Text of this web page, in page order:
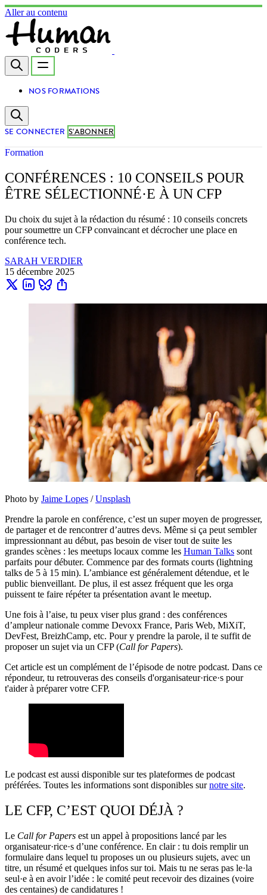
Aller au contenu
NOS FORMATIONS
SE CONNECTER S'ABONNER
Formation
CONFÉRENCES : 10 CONSEILS POUR
ÊTRE SÉLECTIONNÉ·E À UN CFP
Du choix du sujet à la rédaction du résumé : 10 conseils concrets
pour soumettre un CFP convaincant et décrocher une place en
conférence tech.
SARAH VERDIER
15 décembre 2025
Photo by Jaime Lopes / Unsplash
Prendre la parole en conférence, c’est un super moyen de progresser,
de partager et de rencontrer d’autres devs. Même si ça peut sembler
impressionnant au début, pas besoin de viser tout de suite les
grandes scènes : les meetups locaux comme les Human Talks sont
parfaits pour débuter. Commence par des formats courts (lightning
talks de 5 à 15 min). L’ambiance est généralement détendue, et le
public bienveillant. De plus, il est assez fréquent que les orga
puissent te faire répéter ta présentation avant le meetup.
Une fois à l’aise, tu peux viser plus grand : des conférences
d’ampleur nationale comme Devoxx France, Paris Web, MiXiT,
DevFest, BreizhCamp, etc. Pour y prendre la parole, il te suffit de
proposer un sujet via un CFP (Call for Papers).
Cet article est un complément de l’épisode de notre podcast. Dans ce
répondeur, tu retrouveras des conseils d'organisateur·rice·s pour
t'aider à préparer votre CFP.
Le podcast est aussi disponible sur tes plateformes de podcast
préférées. Toutes les informations sont disponibles surnotre site.
LE CFP, C’EST QUOI DÉJÀ ?
Le Call for Papers est un appel à propositions lancé par les
organisateur·rice·s d’une conférence. En clair : tu dois remplir un
formulaire dans lequel tu proposes un ou plusieurs sujets, avec un
titre, un résumé et quelques infos sur toi. Mais tu ne seras pas le·la
seul·e à en avoir l’idée : le comité peut recevoir des dizaines (voire
des centaines) de candidatures !